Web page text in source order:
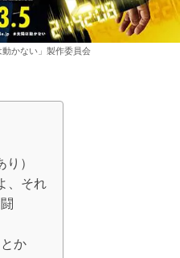
かない」製作委員会
）
、それ
か